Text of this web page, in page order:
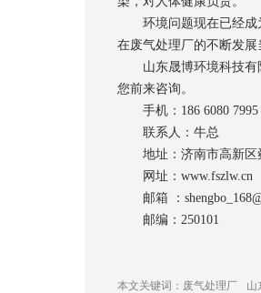
环境问题现在已经成为
在废气处理厂的不断发
山东晟博环境科技有限
您前来咨询。
手机：186 6080 7995 /
联系人：牛总
地址：济南市高新区
网址：www.fszlw.cn
邮箱 ：
邮编：250101
本文关键词： 废气处理厂 山